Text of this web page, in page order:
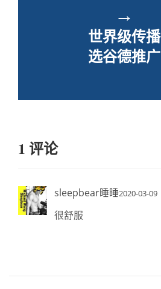
→
世界级传播
选谷德推广
1 评论
sleepbear睡睡2020-03-09
很舒服